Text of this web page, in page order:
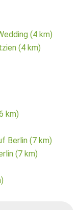
(4 km)
(4 km)
km)
Berlin (7 km)
(7 km)